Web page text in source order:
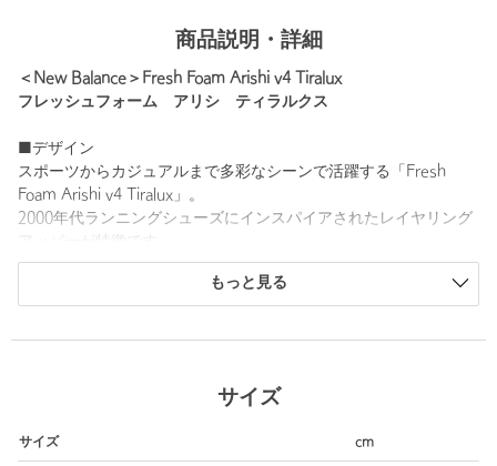
商品説明・詳細
＜New Balance＞Fresh Foam Arishi v4 Tiralux
フレッシュフォーム アリシ ティラルクス
■デザイン
スポーツからカジュアルまで多彩なシーンで活躍する「Fresh
Foam Arishi v4 Tiralux」。
2000年代ランニングシューズにインスパイアされたレイヤリング
フィット性と洗練されたシルエットに、クッション性と安定性を
SILVER：WARISTA4（メーカーカラー名：SILVER）
もっと見る
サイズ
サイズ cm